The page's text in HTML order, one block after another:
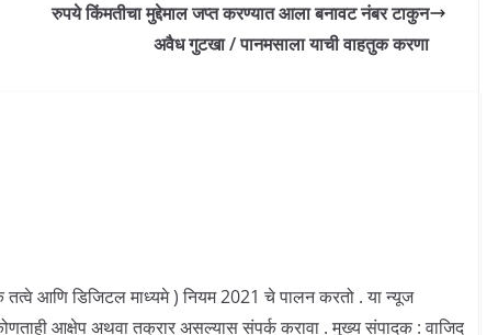
रुपये किंमतीचा मुद्देमाल जप्त करण्यात आला बनावट नंबर टाकुन
अवैध गुटखा / पानमसाला याची वाहतुक करणा
तत्वे आणि डिजिटल माध्यमे ) नियम 2021 चे पालन करतो . या न्यूज
आक्षेप अथवा तक्रार असल्यास संपर्क करावा . मुख्य संपादक : वाजिद